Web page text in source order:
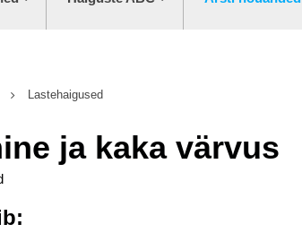
Lastehaigused
ja kaka värvus